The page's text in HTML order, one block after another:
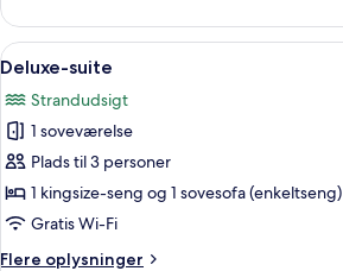
udsigt
til
dobbeltværelse
1
seng
udsigt
til
bugt
Indlæs
alle
billeder
af
Deluxe-
suite
15
Deluxe-suite
Strandudsigt
1 soveværelse
Plads til 3 personer
1 kingsize-seng og 1 sovesofa (enkeltseng)
Gratis Wi-Fi
Flere oplysninger
Flere